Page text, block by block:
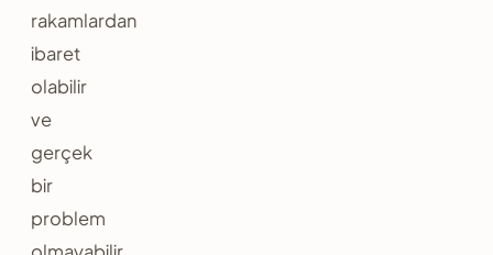
rakamlardan
ibaret
olabilir
ve
gerçek
bir
problem